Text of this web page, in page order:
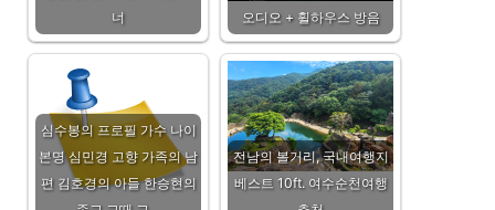
너
오디오 + 휠하우스 방음
심수봉의 프로필 가수 나이
본명 심민경 고향 가족의 남
편 김호경의 아들 한승현의
전남의 볼거리, 국내여행지
베스트 10ft. 여수순천여행